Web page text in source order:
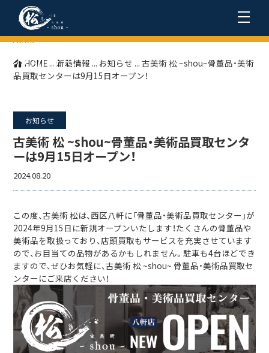
News
お知らせ
HOME ...新着情報 ... お知らせ ...古美術 松 ~shou~骨董品・美術
品買取センターは9月15日オープン！
お知らせ
古美術 松 ~shou~骨董品・美術品買取センタ
ーは9月15日オープン！
2024.08.20
この度、古美術 松は、西区八軒に「骨董品・美術品買取センター」が
2024年9月15日に新規オープンいたします！たくさんの骨董品や
美術品を取扱っており、店頭買取もサービスを充実させています
ので、お目当ての品物があるかもしれません。駐車も4台ほどでき
ますので、ぜひお気軽に、古美術 松 ~shou~ 骨董品・美術品買取セ
ンターにご来店ください！